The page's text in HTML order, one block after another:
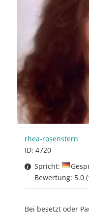
rhea-rosenstern
ID: 4720
Spricht:
Bewertung: 5.0
Bei besetzt oder